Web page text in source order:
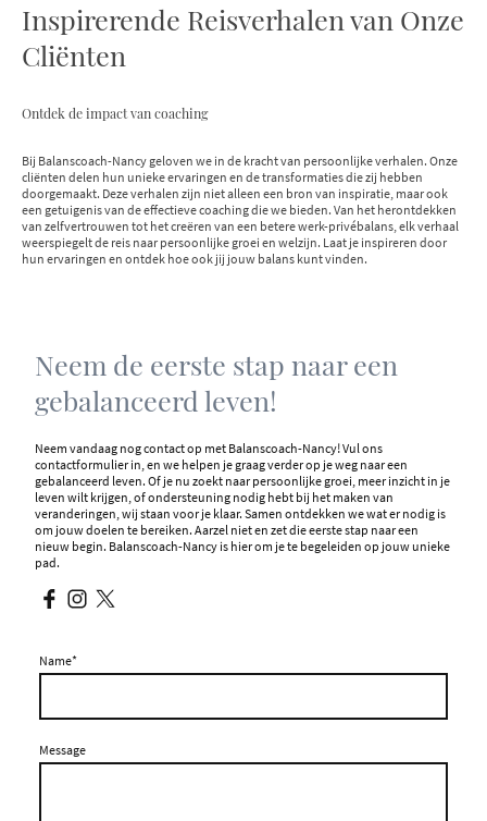
Inspirerende Reisverhalen van Onze
Cliënten
Ontdek de impact van coaching
Bij Balanscoach-Nancy geloven we in de kracht van persoonlijke verhalen. Onze
cliënten delen hun unieke ervaringen en de transformaties die zij hebben
doorgemaakt. Deze verhalen zijn niet alleen een bron van inspiratie, maar ook
een getuigenis van de effectieve coaching die we bieden. Van het herontdekken
van zelfvertrouwen tot het creëren van een betere werk-privébalans, elk verhaal
weerspiegelt de reis naar persoonlijke groei en welzijn. Laat je inspireren door
hun ervaringen en ontdek hoe ook jij jouw balans kunt vinden.
Neem de eerste stap naar een
gebalanceerd leven!
Neem vandaag nog contact op met Balanscoach-Nancy! Vul ons
contactformulier in, en we helpen je graag verder op je weg naar een
gebalanceerd leven. Of je nu zoekt naar persoonlijke groei, meer inzicht in je
leven wilt krijgen, of ondersteuning nodig hebt bij het maken van
veranderingen, wij staan voor je klaar. Samen ontdekken we wat er nodig is
om jouw doelen te bereiken. Aarzel niet en zet die eerste stap naar een
nieuw begin. Balanscoach-Nancy is hier om je te begeleiden op jouw unieke
pad.
Name*
Message